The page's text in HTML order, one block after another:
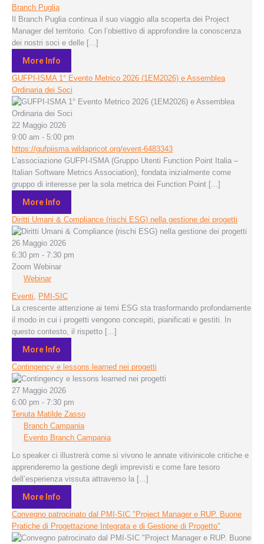
Branch Puglia
Il Branch Puglia continua il suo viaggio alla scoperta dei Project
Manager del territorio. Con l’obiettivo di approfondire la conoscenza
dei nostri soci e delle [...]
More Info
GUFPI-ISMA 1° Evento Metrico 2026 (1EM2026) e Assemblea
Ordinaria dei Soci
22 Maggio 2026
9:00 am - 5:00 pm
https://gufpiisma.wildapricot.org/event-6483343
L’associazione GUFPI-ISMA (Gruppo Utenti Function Point Italia –
Italian Software Metrics Association), fondata inizialmente come
gruppo di interesse per la sola metrica dei Function Point [...]
More Info
Diritti Umani & Compliance (rischi ESG) nella gestione dei progetti
26 Maggio 2026
6:30 pm - 7:30 pm
Zoom Webinar
Webinar
Eventi
PMI-SIC
La crescente attenzione ai temi ESG sta trasformando profondamente
il modo in cui i progetti vengono concepiti, pianificati e gestiti. In
questo contesto, il rispetto [...]
More Info
Contingency e lessons learned nei progetti
27 Maggio 2026
6:00 pm - 7:30 pm
Tenuta Matilde Zasso
Branch Campania
Evento Branch Campania
Lo speaker ci illustrerà come si vivono le annate vitivinicole critiche e
apprenderemo la gestione degli imprevisti e come fare tesoro
dell’esperienza vissuta attraverso la [...]
More Info
Convegno patrocinato dal PMI-SIC "Project Manager e RUP. Buone
Pratiche di Progettazione Integrata e di Gestione di Progetto"